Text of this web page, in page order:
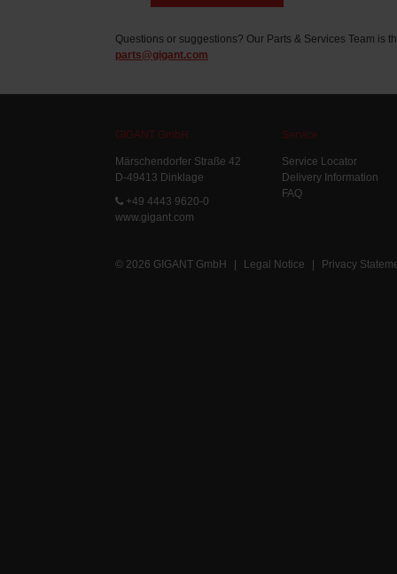
Questions or suggestions? Our Parts & Services Team is
parts@gigant.com
GIGANT GmbH
Märschendorfer Straße 42
D-49413 Dinklage
+49 4443 9620-0
www.gigant.com
Service
Service Locator
Delivery Information
FAQ
© 2026 GIGANT GmbH | Legal Notice | Privacy